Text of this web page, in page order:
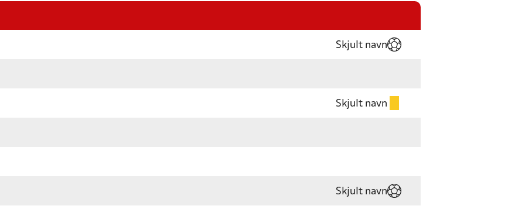
Skjult navn
Skjult navn
Skjult navn